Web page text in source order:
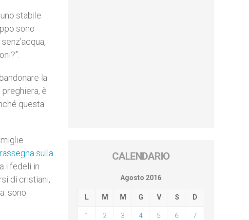
stabile
sono
la
è
questa
rassegna sulla
i fedeli in
di cristiani,
sono
CALENDARIO
Agosto 2016
L M M G V S D
1 2 3 4 5 6 7